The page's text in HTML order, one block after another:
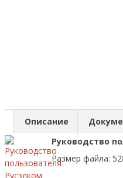
Описание
Руководство
Размер файла: